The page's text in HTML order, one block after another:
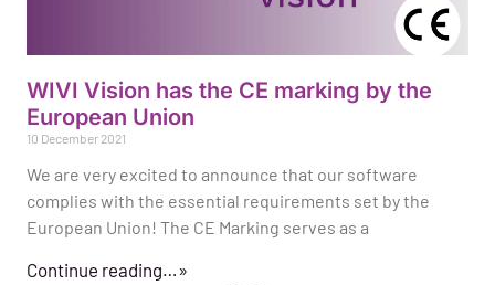
WIVI Vision has the CE marking by the
European Union
10 December 2021
We are very excited to announce that our software
complies with the essential requirements set by the
European Union! The CE Marking serves as a
Continue reading…»